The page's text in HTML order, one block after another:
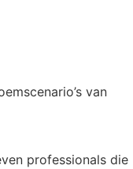
van
professionals die